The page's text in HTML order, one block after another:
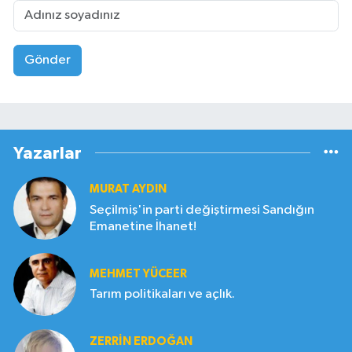
Gönder
Yazarlar
MURAT AYDIN
Seçilmiş'in parti değiştirmesi Sandığın
Emanetine İhanet!
MEHMET YÜCEER
Tarım politikaları ve açlık.
ZERRIN ERDOĞAN